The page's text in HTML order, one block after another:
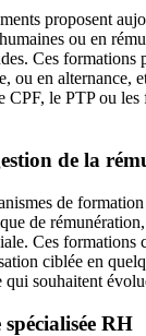
proposent
ou en
Ces formations
ou en alternance,
CPF, le PTP ou les
de la
de
de
Ces formations
ciblée en
qui souhaitent
RH